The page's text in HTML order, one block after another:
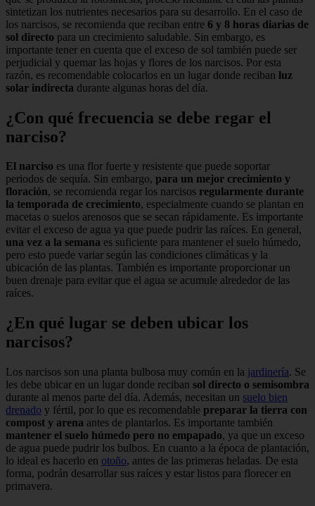
sintetizan los nutrientes necesarios para su desarrollo. En el caso de
los narcisos, se recomienda que reciban entre 6 y 8 horas diarias de
sol directo para un crecimiento saludable. Sin embargo, es
importante tener en cuenta que el exceso de sol también puede ser
perjudicial y quemar las hojas y flores de los narcisos. Por esta
razón, es recomendable colocarlos en un lugar donde reciban luz
solar indirecta durante algunas horas del día.
¿Con qué frecuencia se debe regar el
narciso?
El narciso es una flor fuerte y resistente que puede soportar
periodos de sequía. Sin embargo, para un mejor crecimiento y
floración, se recomienda regar los narcisos regularmente durante
la temporada de crecimiento, especialmente cuando se plantan en
macetas o suelos arenosos que se secan rápidamente. Es importante
evitar el exceso de agua ya que puede pudrir las raíces. En general,
una vez a la semana es suficiente para mantener el suelo húmedo,
pero esto puede variar según las condiciones climáticas y la
ubicación de las plantas. También es importante proporcionar un
buen drenaje para evitar que el agua se acumule alrededor de las
raíces.
¿En qué lugar se deben ubicar los
narcisos?
Los narcisos son una planta bulbosa muy común en la jardinería. Se
les debe ubicar en un lugar donde reciban sol directo o semisombra
durante al menos parte del día. Además, necesitan un suelo bien
drenado y fértil, por lo que es recomendable preparar la tierra con
compost y arena antes de plantarlos. Es importante también
mantener el suelo húmedo pero no empapado, ya que un exceso
de agua puede pudrir los bulbos. En cuanto a la época de plantación,
lo ideal es hacerlo en otoño, antes de las primeras heladas. De esta
forma, podrán desarrollar sus raíces y estar listos para florecer en
primavera.